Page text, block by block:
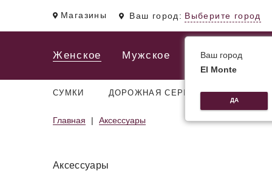
Магазины Ваш город: Выберите город
Женское Мужское
СУМКИ ДОРОЖНАЯ СЕРИЯ РЮКЗАКИ
Главная Аксессуары
Аксессуары
Ваш город
El Monte
ДА